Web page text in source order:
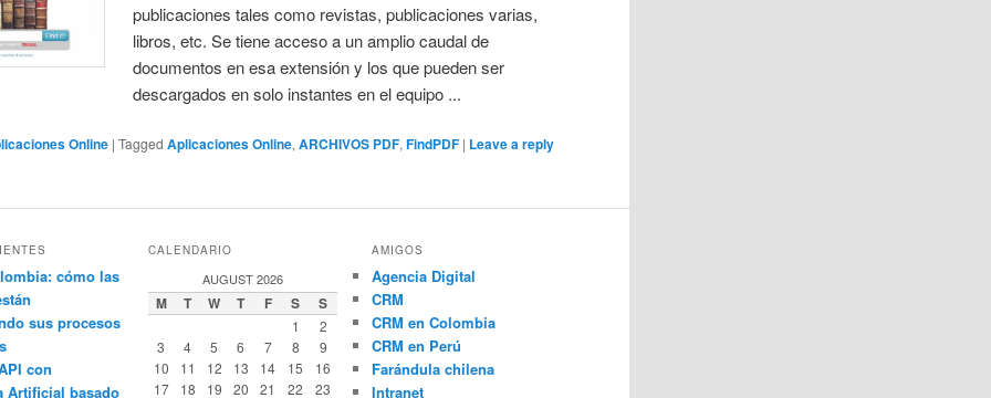
publicaciones tales como revistas, publicaciones varias,
libros, etc. Se tiene acceso a un amplio caudal de
documentos en esa extensión y los que pueden ser
descargados en solo instantes en el equipo ...
Online |Tagged Aplicaciones Online,ARCHIVOS PDF,FindPDF | Leave a reply
cómo las
sus procesos
con
Artificial basado
CALENDARIO
AUGUST 2026
M T W T F S S
1
2
3
4 5 6 7 8
9
10
11 12 13 14 15
16
17
18 19 20 21 22 23
AMIGOS
Agencia Digital
CRM
CRM en Colombia
CRM en Perú
Farándula chilena
Intranet